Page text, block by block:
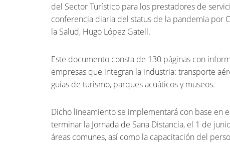
del Sector Turístico para los prestadores de
conferencia diaria del status de la pandemia por
la Salud, Hugo López Gatell.
Este documento consta de 130 páginas con
empresas que integran la industria: transporte
guías de turismo, parques acuáticos y museos.
Dicho lineamiento se implementará con base en
terminar la Jornada de Sana Distancia, el 1 de
áreas comunes, así como la capacitación del